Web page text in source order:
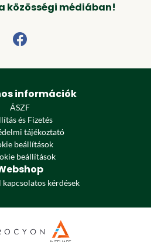
közösségi médiában!
információk
ÁSZF
és Fizetés
tájékoztató
beállítások
beállítások
kapcsolatos kérdések